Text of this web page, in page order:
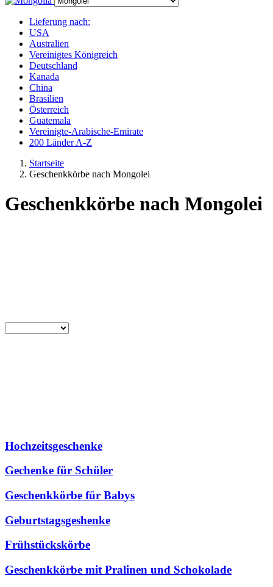
Lieferung nach:
USA
Australien
Vereinigtes Königreich
Deutschland
Kanada
China
Brasilien
Österreich
Guatemala
Vereinigte-Arabische-Emirate
200 Länder A-Z
Startseite
Geschenkkörbe nach Mongolei
Geschenkkörbe nach Mongolei
Hochzeitsgeschenke
Gechenke für Schüler
Geschenkkörbe für Babys
Geburtstagsgeshenke
Frühstückskörbe
Geschenkkörbe mit Pralinen und Schokolade